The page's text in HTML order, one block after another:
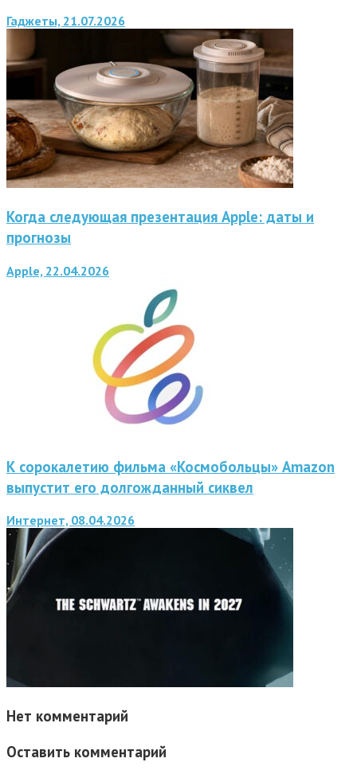
Гаджеты, 21.07.2026
Когда следующая презентация Apple: даты и
прогнозы
Apple, 22.04.2026
К сорокалетию фильма «Космобольцы» Amazon
выпустит его долгожданный сиквел
Интернет, 08.04.2026
Нет комментарий
Оставить комментарий